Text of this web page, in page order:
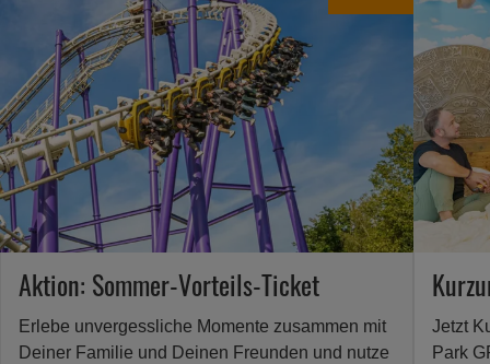
Soltau
Erlebe
großartige
Achterbahnen
und
spannende
Attraktionen
in
Norddeutschlands
größtem
Freizeitpark
Aktion: Sommer-Vorteils-Ticket
Erlebe unvergessliche Momente zusammen mit
Deiner Familie und Deinen Freunden und nutze
Jetzt
Park